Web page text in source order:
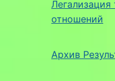
Легализация
отношений
Архив